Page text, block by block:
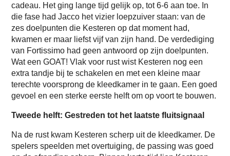
cadeau. Het ging lange tijd gelijk op, tot 6-6 aan toe. In
die fase had Jacco het vizier loepzuiver staan: van de
zes doelpunten die Kesteren op dat moment had,
kwamen er maar liefst vijf van zijn hand. De verdediging
van Fortissimo had geen antwoord op zijn doelpunten.
Wat een GOAT! Vlak voor rust wist Kesteren nog een
extra tandje bij te schakelen en met een kleine maar
terechte voorsprong de kleedkamer in te gaan. Een goed
gevoel en een sterke eerste helft om op voort te bouwen.
Tweede helft: Gestreden tot het laatste fluitsignaal
Na de rust kwam Kesteren scherp uit de kleedkamer. De
spelers speelden met overtuiging, de passing was goed